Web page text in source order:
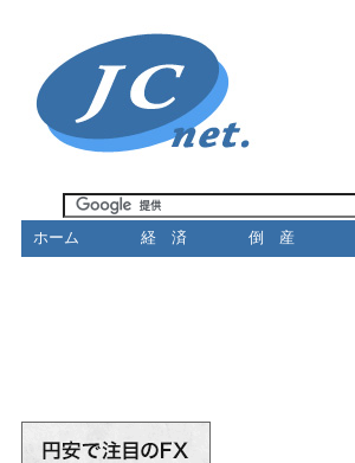
ホーム 経 済 倒 産